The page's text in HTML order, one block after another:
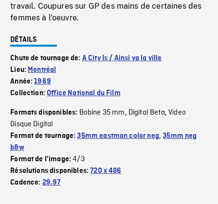
travail. Coupures sur GP des mains de certaines des
femmes à l'oeuvre.
DÉTAILS
Chute de tournage de: A City Is / Ainsi va la ville
Lieu: Montréal
Année:1969
Collection:Office National du Film
Formats disponibles: Bobine 35 mm, Digital Beta,Video
Disque Digital
Format de tournage:35mm eastman color neg,35mm neg
b&w
Format de l'image:4/3
Résolutions disponibles:720 x 486
Cadence: 29.97